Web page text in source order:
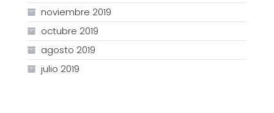
noviembre 2019
octubre 2019
agosto 2019
julio 2019